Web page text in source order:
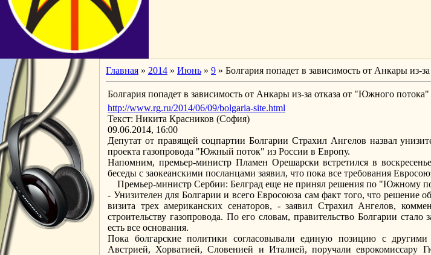
Главная » 2014 » Июнь » 9 » Болгария попадет в зависимость от Анкары из-
Болгария попадет в зависимость от Анкары из-за отказа от "Южного потока"
http://www.rg.ru/2014/06/09/bolgaria-site.html
Текст: Никита Красников (София)
09.06.2014, 16:00
Депутат от правящей соцпартии Болгарии Страхил Ангелов назвал
проекта газопровода "Южный поток" из России в Европу.
Напомним, премьер-министр Пламен Орешарски встретился в
беседы с заокеанскими посланцами заявил, что пока все требования
Премьер-министр Сербии: Белград еще не принял решения по "Южному
- Унизителен для Болгарии и всего Евросоюза сам факт того, что решение
визита трех американских сенаторов, - заявил Страхил Ангелов,
строительству газопровода. По его словам, правительство Болгарии
есть все основания.
Пока болгарские политики согласовывали единую позицию с
Австрией, Хорватией, Словенией и Италией, поручали еврокомиссару